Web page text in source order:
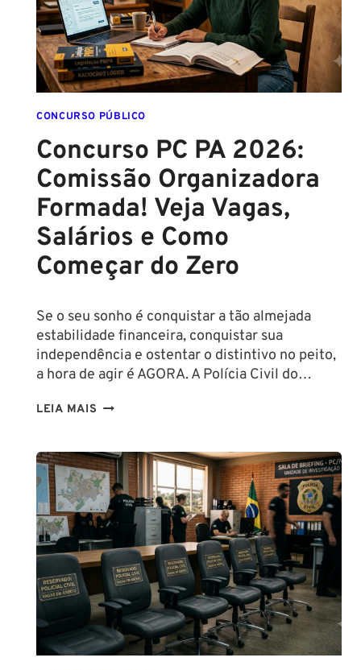
E
EDITAL
É
IMINENTE!
SALÁRIOS
CHEGAM
R$
43
CONCURSO PÚBLICO
Concurso PC PA 2026:
Comissão Organizadora
Formada! Veja Vagas,
Salários e Como
Começar do Zero
Se o seu sonho é conquistar a tão almejada
estabilidade financeira, conquistar sua
independência e ostentar o distintivo no peito,
a hora de agir é AGORA. A Polícia Civil do…
LEIA MAIS CONCURSO
2026:
COMISSÃO
ORGANIZADORA
FORMADA!
VEJA
VAGAS,
SALÁRIOS
E
COMO
COMEÇAR
DO